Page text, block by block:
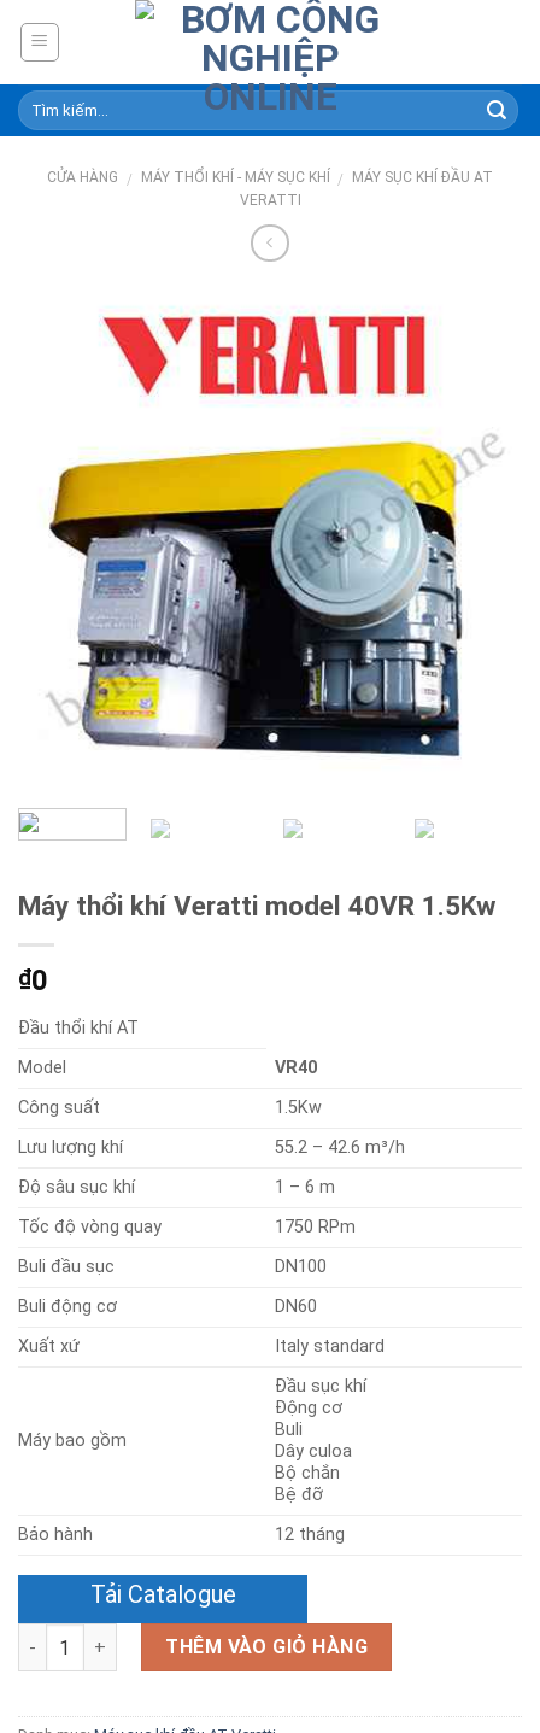
CỬA HÀNG / MÁY THỔI KHÍ - MÁY SỤC KHÍ /
MÁY SỤC KHÍ ĐẦU AT
VERATTI
Máy thổi khí Veratti model 40VR 1.5Kw
₫0
Đầu thổi khí AT
Model
VR40
Công suất
1.5Kw
Lưu lượng khí
55.2 – 42.6 m³/h
Độ sâu sục khí
1 – 6 m
Tốc độ vòng quay
1750 RPm
Buli đầu sục
DN100
Buli động cơ
DN60
Xuất xứ
Italy standard
Máy bao gồm
Đầu sục khí
Động cơ
Buli
Dây culoa
Bộ chắn
Bệ đỡ
Bảo hành
12 tháng
Tải Catalogue
Số lượng THÊM VÀO GIỎ HÀNG